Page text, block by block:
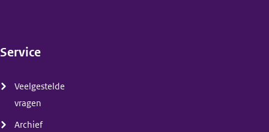
Service
Veelgestelde
vragen
Archief